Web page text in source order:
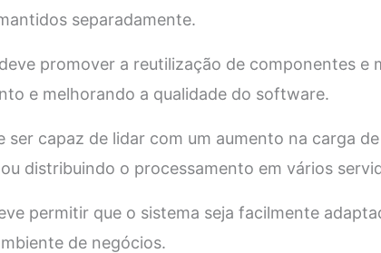
separadamente.
promover a reutilização de componentes e
e melhorando a qualidade do software.
ser capaz de lidar com um aumento na carga
distribuindo o processamento em vários
permitir que o sistema seja facilmente
de negócios.